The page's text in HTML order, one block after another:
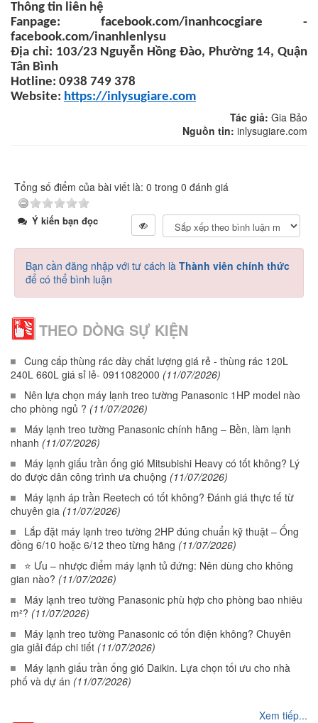
Thông tin liên hệ
Fanpage: facebook.com/inanhcocgiare -
facebook.com/inanhlenlysu
Địa chỉ: 103/23 Nguyễn Hồng Đào, Phường 14, Quận
Tân Bình
Hotline: 0938 749 378
Website: https://inlysugiare.com
Tác giả: Gia Bảo
Nguồn tin: inlysugiare.com
Tổng số điểm của bài viết là: 0 trong 0 đánh giá
Ý kiến bạn đọc
Bạn cần đăng nhập với tư cách là Thành viên chính thức
để có thể bình luận
THEO DÒNG SỰ KIỆN
Cung cấp thùng rác dày chất lượng giá rẻ - thùng rác 120L
240L 660L giá sỉ lẻ- 0911082000 (11/07/2026)
Nên lựa chọn máy lạnh treo tường Panasonic 1HP model nào
cho phòng ngủ ? (11/07/2026)
Máy lạnh treo tường Panasonic chính hãng – Bền, làm lạnh
nhanh (11/07/2026)
Máy lạnh giấu trần ống gió Mitsubishi Heavy có tốt không? Lý
do được dân công trình ưa chuộng (11/07/2026)
Máy lạnh áp trần Reetech có tốt không? Đánh giá thực tế từ
chuyên gia (11/07/2026)
Lắp đặt máy lạnh treo tường 2HP đúng chuẩn kỹ thuật – Ống
đồng 6/10 hoặc 6/12 theo từng hãng (11/07/2026)
⭐ Ưu – nhược điểm máy lạnh tủ đứng: Nên dùng cho không
gian nào? (11/07/2026)
Máy lạnh treo tường Panasonic phù hợp cho phòng bao nhiêu
m²? (11/07/2026)
Máy lạnh treo tường Panasonic có tốn điện không? Chuyên
gia giải đáp chi tiết (11/07/2026)
Máy lạnh giấu trần ống gió Daikin. Lựa chọn tối ưu cho nhà
phố và dự án (11/07/2026)
Xem tiếp...